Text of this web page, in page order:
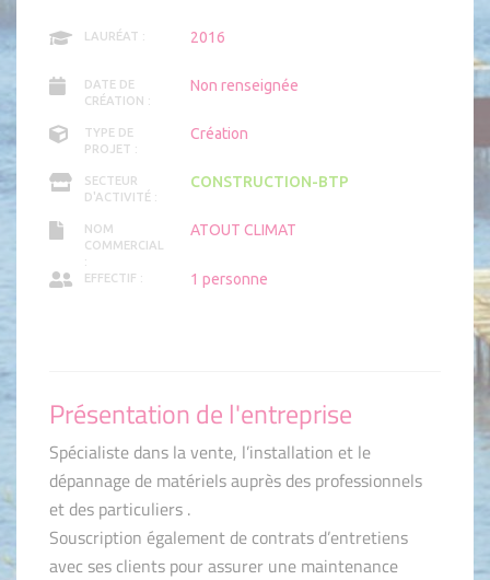
LAURÉAT : 2016
DATE DE
CRÉATION :
Non renseignée
TYPE DE
PROJET :
Création
SECTEUR
D'ACTIVITÉ :
CONSTRUCTION-BTP
NOM
COMMERCIAL
:
ATOUT CLIMAT
EFFECTIF : 1 personne
Présentation de l'entreprise
Spécialiste dans la vente, l’installation et le
dépannage de matériels auprès des professionnels
et des particuliers .
Souscription également de contrats d’entretiens
avec ses clients pour assurer une maintenance